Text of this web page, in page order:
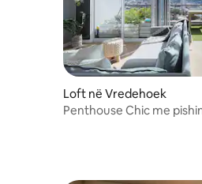
Loft në Vredehoek
Penthouse Chic me